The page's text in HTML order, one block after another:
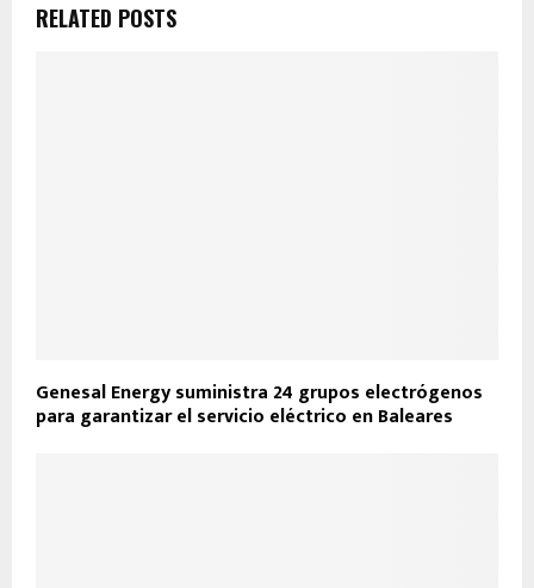
RELATED POSTS
Genesal Energy suministra 24 grupos electrógenos
para garantizar el servicio eléctrico en Baleares